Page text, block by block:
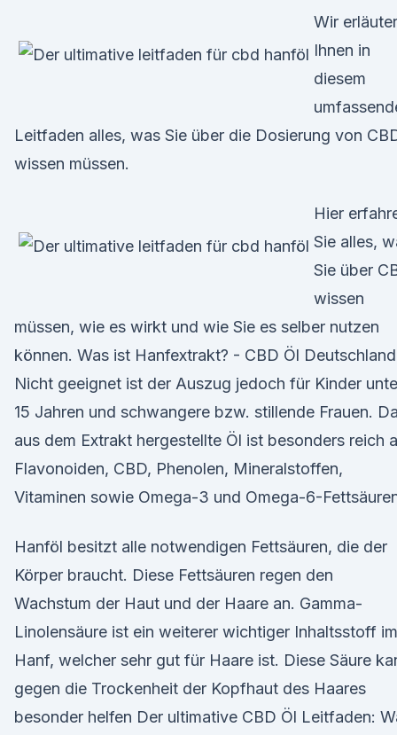
Wir
Ihnen in
diesem
Leitfaden alles, was Sie über die Dosierung von
wissen müssen.
Hier
Sie alles,
Sie über
wissen
müssen, wie es wirkt und wie Sie es selber nutzen
können. Was ist Hanfextrakt? - CBD Öl Deutschland
Nicht geeignet ist der Auszug jedoch für Kinder
15 Jahren und schwangere bzw. stillende Frauen.
aus dem Extrakt hergestellte Öl ist besonders reich
Flavonoiden, CBD, Phenolen, Mineralstoffen,
Vitaminen sowie Omega-3 und Omega-6-
Hanföl besitzt alle notwendigen Fettsäuren, die der
Körper braucht. Diese Fettsäuren regen den
Wachstum der Haut und der Haare an. Gamma-
Linolensäure ist ein weiterer wichtiger Inhaltsstoff im
Hanf, welcher sehr gut für Haare ist. Diese Säure
gegen die Trockenheit der Kopfhaut des Haares
besonder helfen Der ultimative CBD Öl Leitfaden: